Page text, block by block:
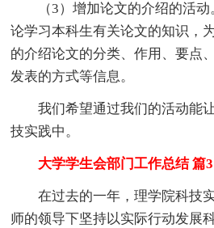
（3）增加论文的介绍的活
论学习本科生有关论文的知识，
的介绍论文的分类、作用、要点
发表的方式等信息。
我们希望通过我们的活动能
技实践中。
大学学生会部门工作总结 篇3
在过去的一年，理学院科技
师的领导下坚持以实际行动发展